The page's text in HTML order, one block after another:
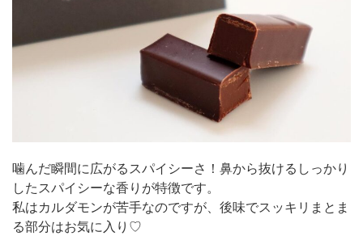
噛んだ瞬間に広がるスパイシーさ！鼻から抜けるしっかり
したスパイシーな香りが特徴です。
私はカルダモンが苦手なのですが、後味でスッキリまとま
る部分はお気に入り♡